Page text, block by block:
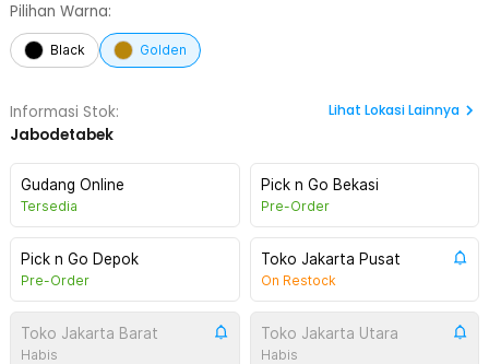
Pilihan Warna:
Black Golden
Informasi Stok:
Jabodetabek
Lihat Lokasi Lainnya
Gudang Online
Tersedia
Pick n Go Bekasi
Pre-Order
Pick n Go Depok
Pre-Order
Toko Jakarta Pusat
On Restock
Toko Jakarta Barat
Habis
Toko Jakarta Utara
Habis